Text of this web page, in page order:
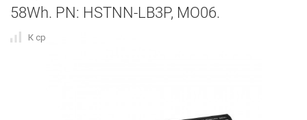
58Wh. PN: HSTNN-LB3P, MO06.
К сравнению